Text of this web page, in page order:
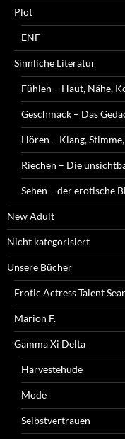
Plot
ENF
Sinnliche Literatur
Fühlen – Haut, Nähe,
Geschmack – Das
Hören – Klang,
Riechen – Die
Sehen – der erotische
New Adult
Nicht kategorisiert
Unsere Bücher
Erotic Actress Talent
Marion F.
Gamma Xi Delta
Harvestehude
Mode
Selbstvertrauen